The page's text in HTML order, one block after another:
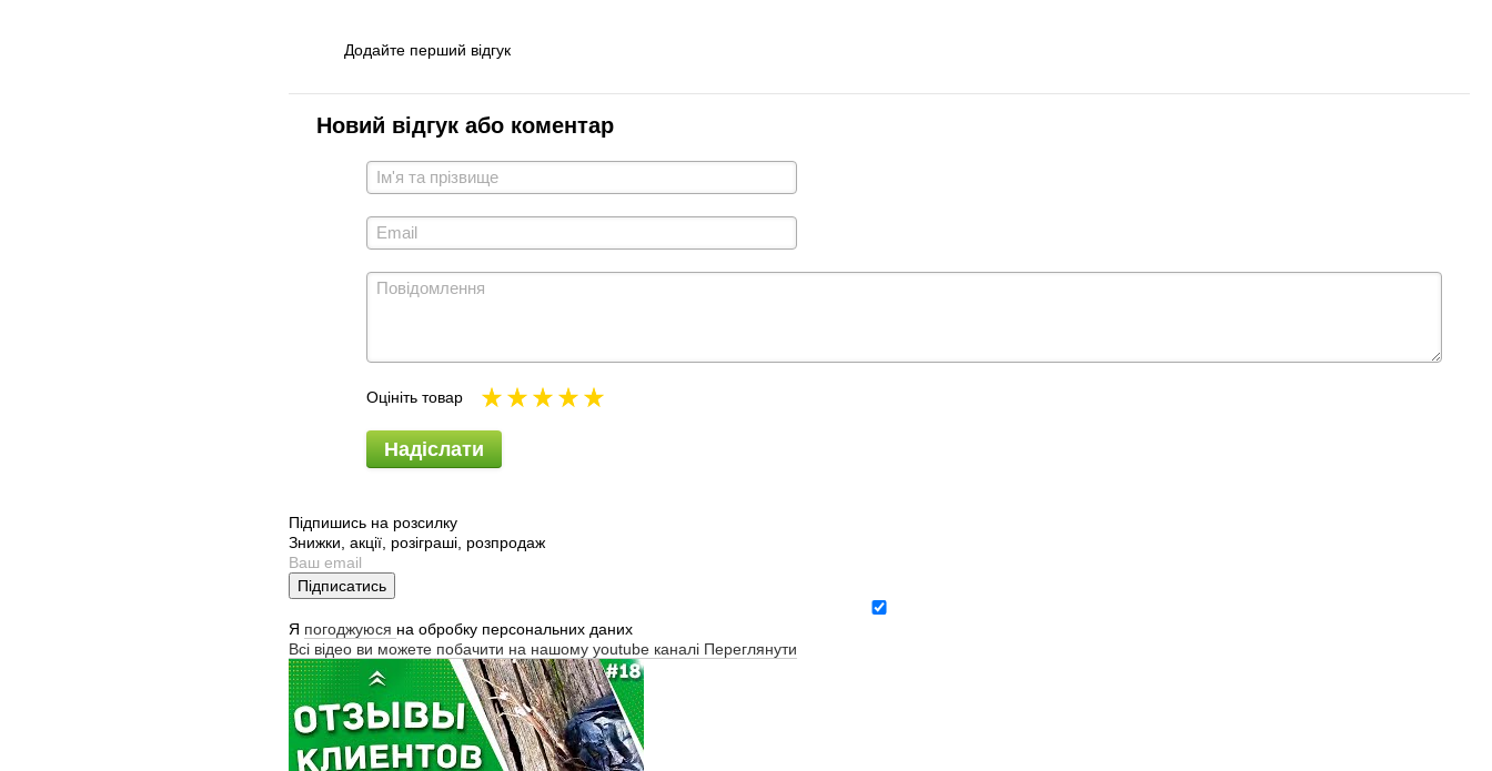
Додайте перший відгук
Новий відгук або коментар
Оцініть товар
Надіслати
Підпишись на розсилку
Знижки, акції, розіграші, розпродаж
Підписатись
Я погоджуюся на обробку персональних даних
Всі відео ви можете побачити на нашому youtube каналі Переглянути